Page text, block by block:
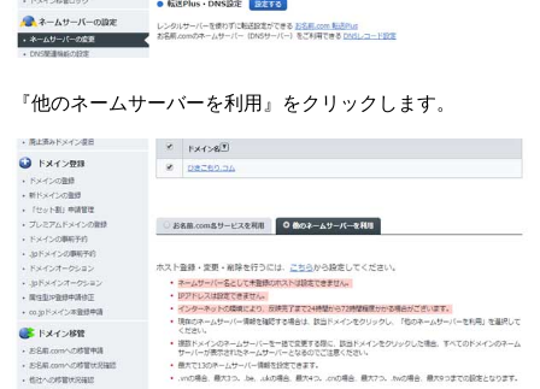
『他のネームサーバーを利用』をクリックします。